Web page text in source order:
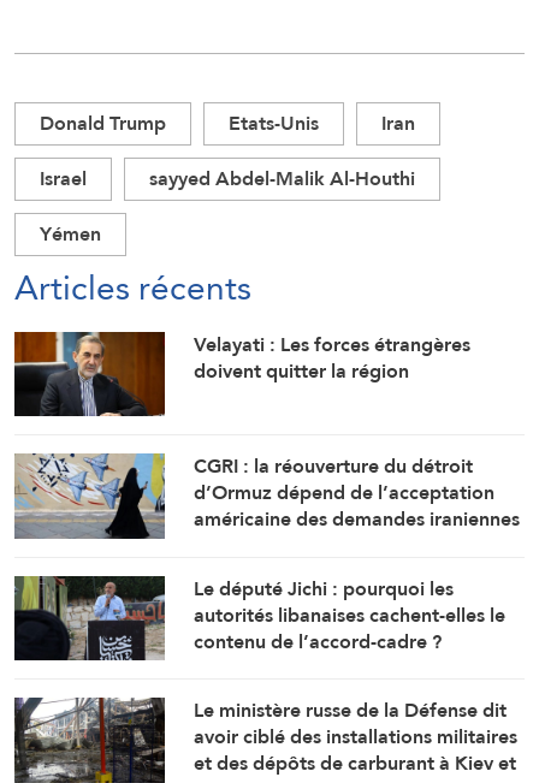
Donald Trump Etats-Unis
Iran
Israel
sayyed Abdel-Malik Al-Houthi
Yémen
Articles récents
Velayati : Les forces étrangères
doivent quitter la région
CGRI : la réouverture du détroit
d’Ormuz dépend de l’acceptation
américaine des demandes iraniennes
Le député Jichi : pourquoi les
autorités libanaises cachent-elles le
contenu de l’accord-cadre ?
Le ministère russe de la Défense dit
avoir ciblé des installations militaires
et des dépôts de carburant à Kiev et